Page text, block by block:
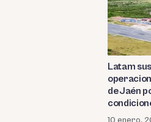
Latam
de Jaén